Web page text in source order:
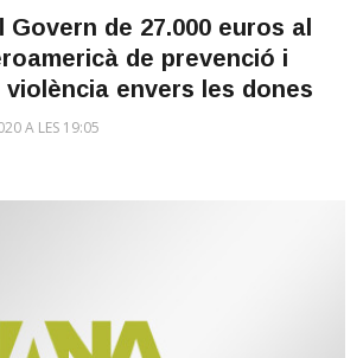
de 27.000 euros al
de prevenció i
violència envers les dones
A LES 19:05